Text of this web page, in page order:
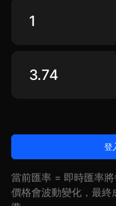
登
當前匯率 = 即時匯率
價格會波動變化，最終